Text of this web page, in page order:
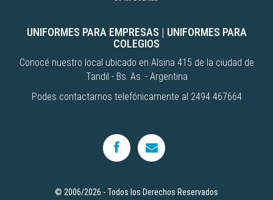
UNIFORMES PARA EMPRESAS | UNIFORMES PARA
COLEGIOS
Conocé nuestro local ubicado en Alsina 415 de la ciudad de
Tandil - Bs. As. - Argentina
Podes contactarnos telefónicamente al 2494 467664
© 2006/2026 - Todos los Derechos Reservados